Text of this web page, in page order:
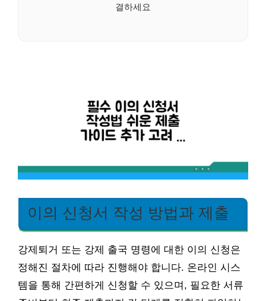
결하세요
이의 신청서 작성 방법과 제출
강제퇴거 또는 강제 출국 명령에 대한 이의 신청은
정해진 절차에 따라 진행해야 합니다. 온라인 시스
템을 통해 간편하게 신청할 수 있으며, 필요한 서류